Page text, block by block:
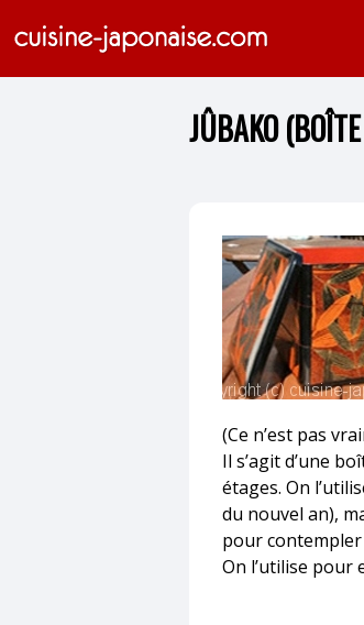
JÛBAKO
(Ce n’est pas
Il s’agit d’une
étages. On
du nouvel an),
pour contempler
On l’utilise pour